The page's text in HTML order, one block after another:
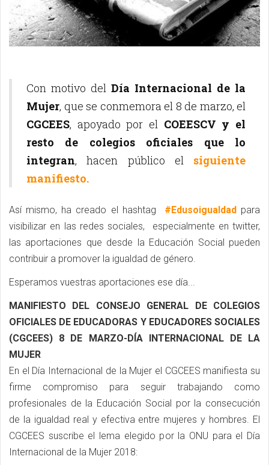
Con motivo del Día Internacional de la
Mujer, que se conmemora el 8 de marzo, el
CGCEES, apoyado por el COEESCV y el
resto de colegios oficiales que lo
integran, hacen público el siguiente
manifiesto.
Así mismo, ha creado el hashtag #Edusoigualdad para
visibilizar en las redes sociales, especialmente en twitter,
las aportaciones que desde la Educación Social pueden
contribuir a promover la igualdad de género.
Esperamos vuestras aportaciones ese día...
MANIFIESTO DEL CONSEJO GENERAL DE COLEGIOS
OFICIALES DE EDUCADORAS Y EDUCADORES SOCIALES
(CGCEES) 8 DE MARZO-DÍA INTERNACIONAL DE LA
MUJER
En el Día Internacional de la Mujer el CGCEES manifiesta su
firme compromiso para seguir trabajando como
profesionales de la Educación Social por la consecución
de la igualdad real y efectiva entre mujeres y hombres. El
CGCEES suscribe el lema elegido por la ONU para el Día
Internacional de la Mujer 2018: